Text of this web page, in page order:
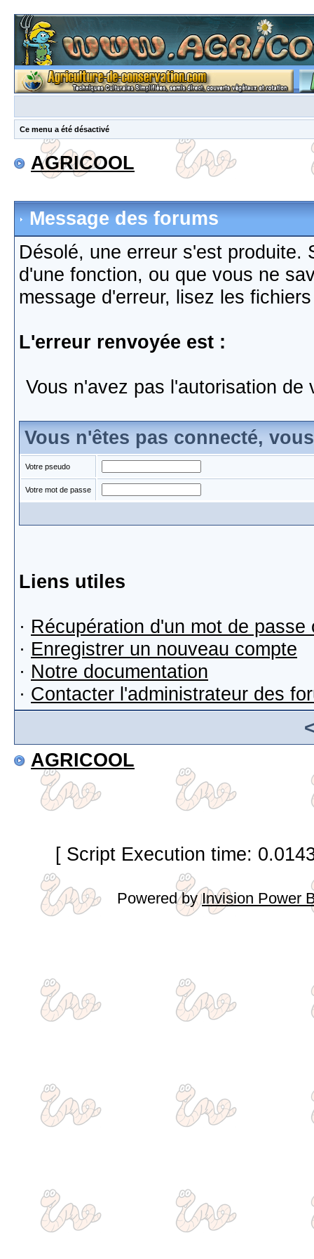
Ce menu a été désactivé
AGRICOOL
Message des forums
Désolé, une erreur s'est produite.
d'une fonction, ou que vous ne
message d'erreur, lisez les
L'erreur renvoyée est :
Vous n'avez pas l'autorisation de
Vous n'êtes pas connecté,
Votre pseudo
Votre mot de passe
Liens utiles
· Récupération d'un mot de passe
· Enregistrer un nouveau compte
· Notre documentation
· Contacter l'administrateur des
AGRICOOL
[ Script Execution time:
Powered byInvision Power